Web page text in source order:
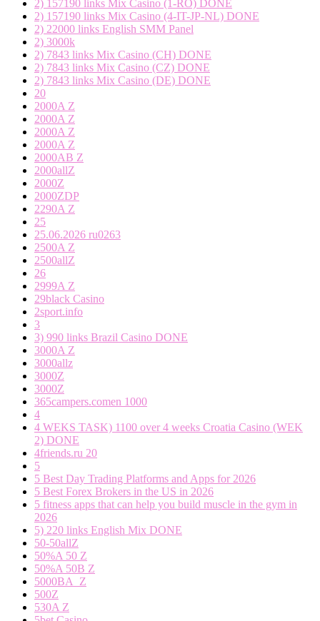
2) 157190 links Mix Casino (1-RO) DONE
2) 157190 links Mix Casino (4-IT-JP-NL) DONE
2) 22000 links English SMM Panel
2) 3000k
2) 7843 links Mix Casino (CH) DONE
2) 7843 links Mix Casino (CZ) DONE
2) 7843 links Mix Casino (DE) DONE
20
2000A Z
2000A Z
2000A Z
2000A Z
2000AB Z
2000allZ
2000Z
2000ZDP
2290A Z
25
25.06.2026 ru0263
2500A Z
2500allZ
26
2999A Z
29black Casino
2sport.info
3
3) 990 links Brazil Casino DONE
3000A Z
3000allz
3000Z
3000Z
365campers.comen 1000
4
4 WEKS TASK) 1100 over 4 weeks Croatia Casino (WEK
2) DONE
4friends.ru 20
5
5 Best Day Trading Platforms and Apps for 2026
5 Best Forex Brokers in the US in 2026
5 fitness apps that can help you build muscle in the gym in
2026
5) 220 links English Mix DONE
50-50allZ
50%A 50 Z
50%A 50B Z
5000BA_Z
500Z
530A Z